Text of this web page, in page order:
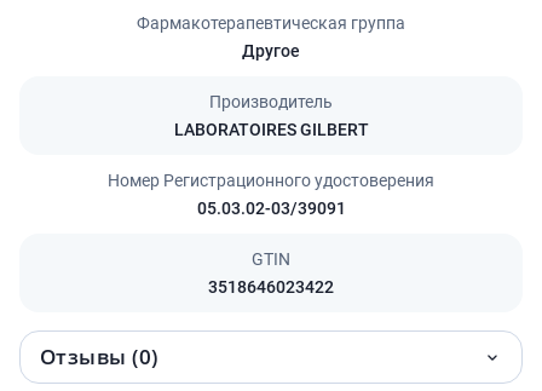
Фармакотерапевтическая группа
Другое
Производитель
LABORATOIRES GILBERT
Номер Регистрационного удостоверения
05.03.02-03/39091
GTIN
3518646023422
Отзывы (0)